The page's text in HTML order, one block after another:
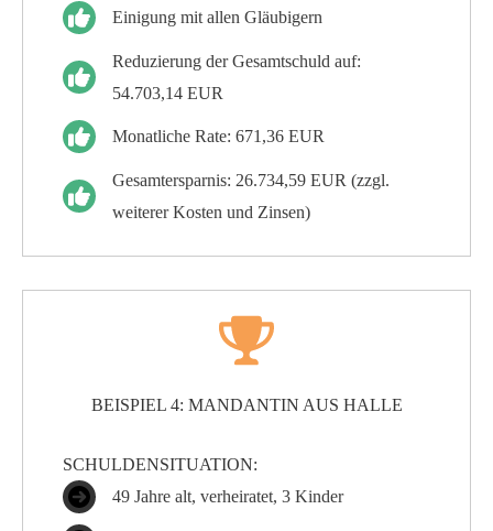
Einigung mit allen Gläubigern
Reduzierung der Gesamtschuld auf:
54.703,14 EUR
Monatliche Rate: 671,36 EUR
Gesamtersparnis: 26.734,59 EUR (zzgl.
weiterer Kosten und Zinsen)
BEISPIEL 4: MANDANTIN AUS HALLE
SCHULDENSITUATION:
49 Jahre alt, verheiratet, 3 Kinder